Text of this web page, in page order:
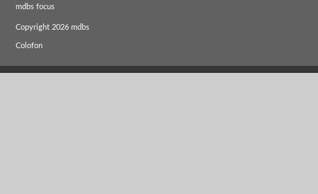
mdbs focus
Copyright 2026 mdbs
Colofon